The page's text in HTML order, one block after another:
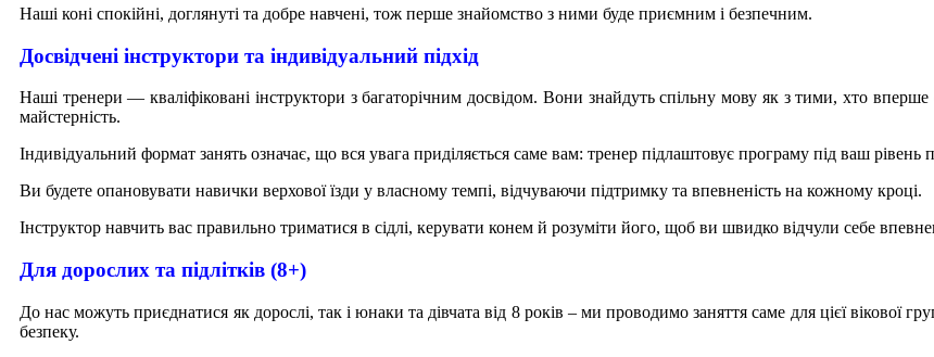
Наші коні спокійні, доглянуті та добре навчені, тож перше знайомство з ними буде приємним і безпечним.
Досвідчені інструктори та індивідуальний підхід
Наші тренери — кваліфіковані інструктори з багаторічним досвідом. Вони знайдуть спільну мову як з тими, хто
майстерність.
Індивідуальний формат занять означає, що вся увага приділяється саме вам: тренер підлаштовує програму під ваш рівень
Ви будете опановувати навички верхової їзди у власному темпі, відчуваючи підтримку та впевненість на кожному кроці.
Інструктор навчить вас правильно триматися в сідлі, керувати конем й розуміти його, щоб ви швидко відчули себе
Для дорослих та підлітків (8+)
До нас можуть приєднатися як дорослі, так і юнаки та дівчата від 8 років – ми проводимо заняття саме для цієї
безпеку.